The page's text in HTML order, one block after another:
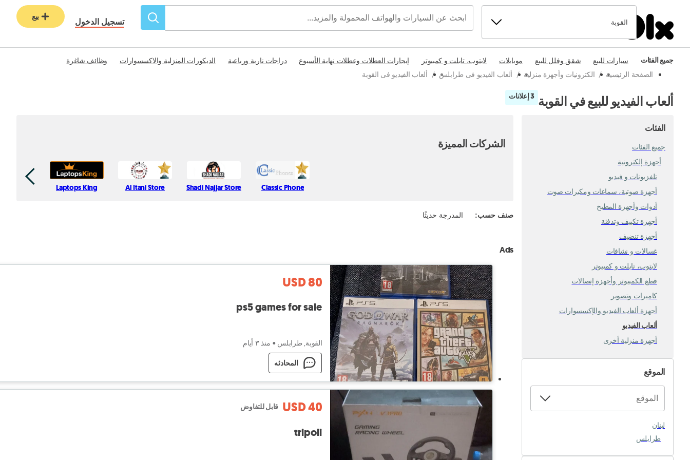
القوبة تسجيل الدخول
بيع
جميع الفئات سيارات للبيع شقق وفلل للبيع موبايلات لابتوب، تابلت و كمبيوتر إيجارات العطلات وعطلات نهاية الأسبوع دراجات نارية ورباعية الديكورات المنزلية والاكسسوارات
وظائف شاغرة
الصفحة الرئيسية / الكترونيات وأجهزة منزلية / ألعاب الفيديو فى طرابلس / ألعاب الفيديو فى القوبة
ألعاب الفيديو للبيع في القوبة 3 إعلانات
الفئات
جميع الفئات
أجهزة إلكترونية
تلفزيونات و فيديو
أجهزة صوتية، سماعات ومكبرات صوت
أدوات وأجهزة المطبخ
أجهزة تكييف وتدفئة
أجهزة تنضيف
غسالات و نشافات
لابتوب، تابلت و كمبيوتر
قطع الكمبيوتر وأجهزة إتصالات
كاميرات وتصوير
أجهزة ألعاب الفيديو والإكسسوارات
ألعاب الفيديو
أجهزة منزلية أخرى
الموقع
لبنان
طرابلس
الشركات المميزة
Laptops King Al Itani Store Shadi Najjar Store Classic Phone
صنف حسب: المدرجة حديثًا
Ads
USD 80
ps5 games for sale
القوبة, طرابلس • منذ ٣ أيام
المحادثه
USD 40 قابل للتفاوض
tripoli